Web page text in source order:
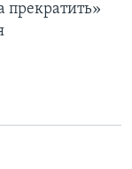
прекратить»